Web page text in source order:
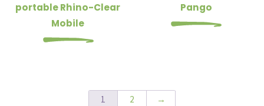
portable Rhino-Clear
Mobile
Pango
1 2 →